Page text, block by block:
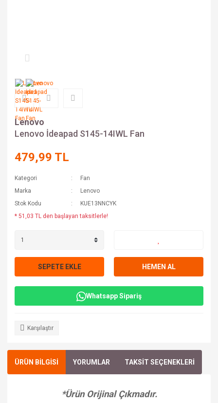
Lenovo
Lenovo İdeapad S145-14IWL Fan
479,99 TL
Kategori
Fan
Marka
Lenovo
Stok Kodu
KUE13NNCYK
* 51,03 TL den başlayan taksitlerle!
SEPETE EKLE HEMEN AL
Whatsapp Sipariş
Karşılaştır
ÜRÜN BİLGİSİ YORUMLAR TAKSİT SEÇENEKLERİ
*Ürün Orijinal Çıkmadır.